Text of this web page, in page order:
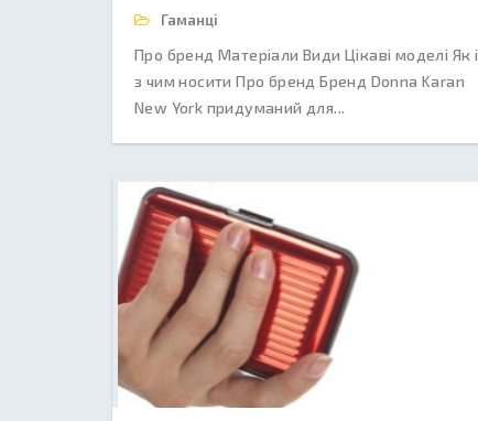
Гаманці
Про бренд Матеріали Види Цікаві моделі Як і
з чим носити Про бренд Бренд Donna Karan
New York придуманий для...